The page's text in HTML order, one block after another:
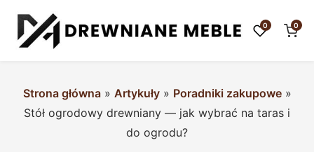
0 0
Strona główna» Artykuły» Poradniki zakupowe»
Stół ogrodowy drewniany — jak wybrać na taras i
do ogrodu?